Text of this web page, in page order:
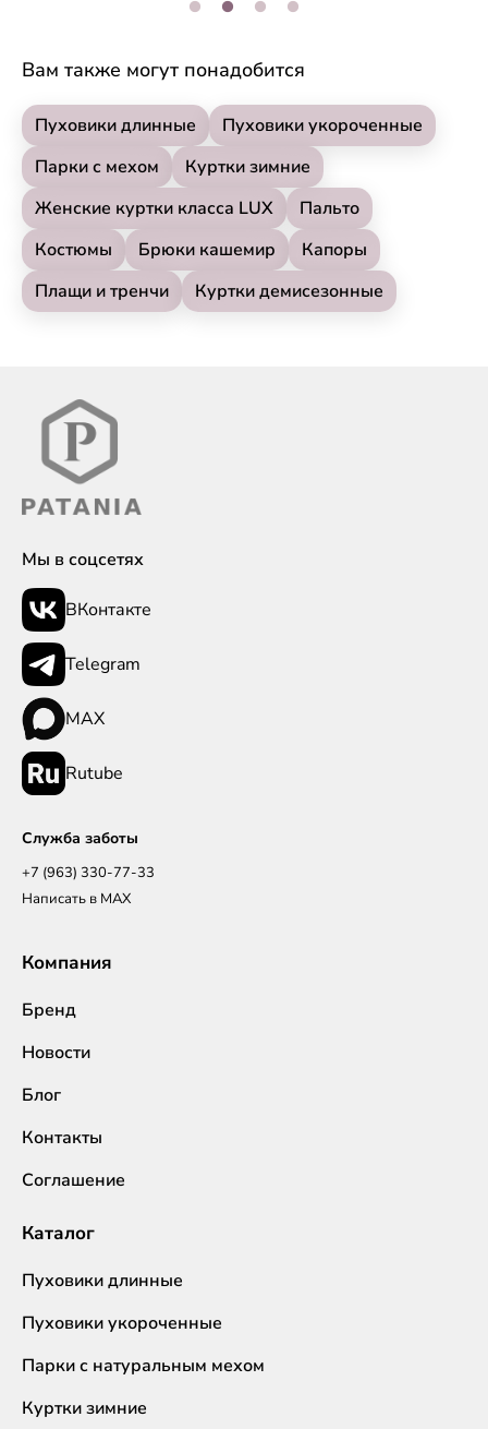
Вам также могут понадобится
Пуховики длинные
Пуховики укороченные
Парки с мехом
Куртки зимние
Женские куртки класса LUX
Пальто
Костюмы
Брюки кашемир
Капоры
Плащи и тренчи
Куртки демисезонные
Мы в соцсетях
ВКонтакте
Telegram
MAX
Rutube
Служба заботы
+7 (963) 330-77-33
Написать в MAX
Компания
Бренд
Новости
Блог
Контакты
Соглашение
Каталог
Пуховики длинные
Пуховики укороченные
Парки с натуральным мехом
Куртки зимние